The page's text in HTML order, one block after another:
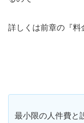
詳しくは前章の『料
最小限の人件費と